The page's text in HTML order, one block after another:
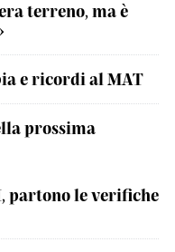
terreno, ma è
e ricordi al MAT
prossima
partono le verifiche